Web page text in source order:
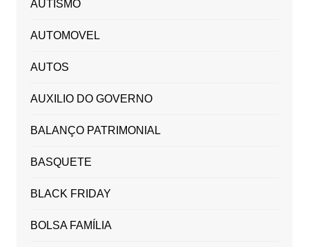
AUTISMO
AUTOMOVEL
AUTOS
AUXILIO DO GOVERNO
BALANÇO PATRIMONIAL
BASQUETE
BLACK FRIDAY
BOLSA FAMÍLIA